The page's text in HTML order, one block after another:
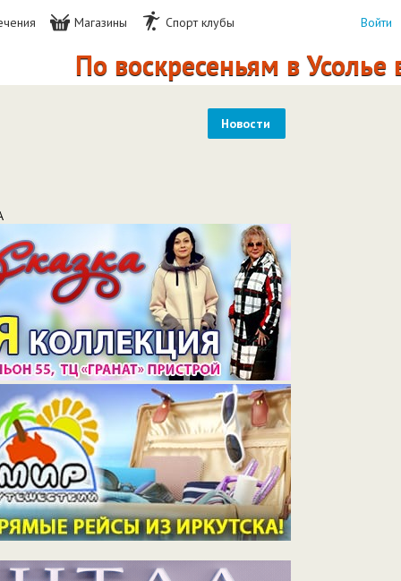
Магазины Спорт клубы
По воскресеньям в Усолье в
Войти
Новости